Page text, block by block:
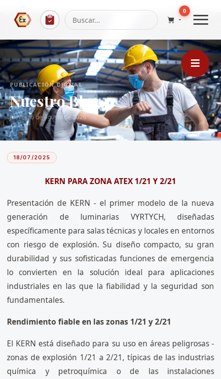
0
PUBLICACIÓN DIGITAL
Nuestro Blog
Jueves, 6 de agosto de 2026
18/07/2025
KERN PARA ZONA ATEX 1/21 Y 2/21
Presentación de KERN - el primer modelo de la nueva
generación de luminarias VYRTYCH, diseñadas
específicamente para salas técnicas y locales en entornos
con riesgo de explosión. Su diseño compacto, su gran
durabilidad y sus sofisticadas funciones de emergencia
lo convierten en la solución ideal para aplicaciones
industriales en las que la fiabilidad y la seguridad son
fundamentales.
Rendimiento fiable en las zonas 1/21 y 2/21
El KERN está diseñado para su uso en áreas peligrosas -
zonas de explosión 1/21 a 2/21, típicas de las industrias
química y petroquímica o de las instalaciones